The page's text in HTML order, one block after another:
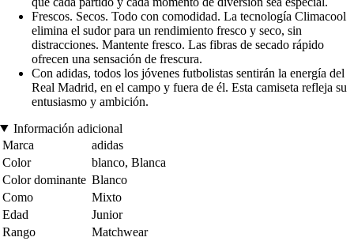
Frescos. Secos. Todo con comodidad. La tecnología Climacool
elimina el sudor para un rendimiento fresco y seco, sin
distracciones. Mantente fresco. Las fibras de secado rápido
ofrecen una sensación de frescura.
Con adidas, todos los jóvenes futbolistas sentirán la energía del
Real Madrid, en el campo y fuera de él. Esta camiseta refleja su
entusiasmo y ambición.
Información adicional
Marca
adidas
Color
blanco, Blanca
Color dominante Blanco
Como
Mixto
Edad
Junior
Rango
Matchwear